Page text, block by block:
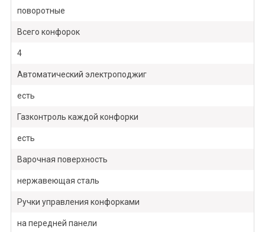
поворотные
Всего конфорок
4
Автоматический электроподжиг
есть
Газконтроль каждой конфорки
есть
Варочная поверхность
нержавеющая сталь
Ручки управления конфорками
на передней панели